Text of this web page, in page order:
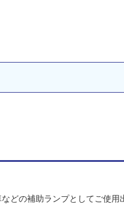
どの補助ランプとしてご使用